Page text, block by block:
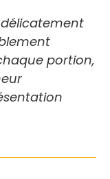
portion,